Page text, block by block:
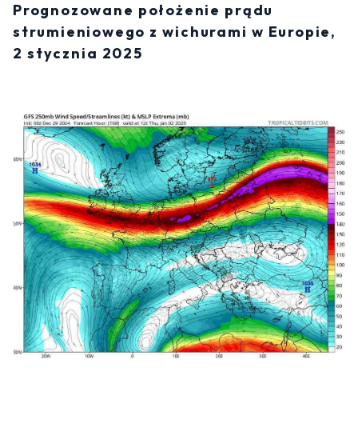
Prognozowane położenie prądu
strumieniowego z wichurami w Europie,
2 stycznia 2025